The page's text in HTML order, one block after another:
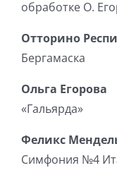
обработке О.
Отторино
Бергамаска
Ольга Егорова
«Гальярда»
Феликс
Симфония №4